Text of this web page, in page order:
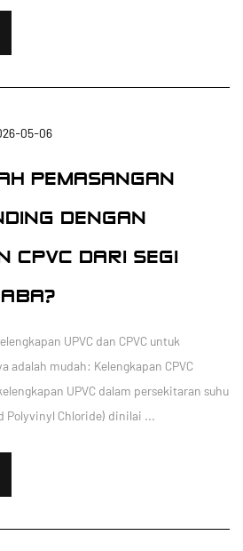
05-06
PEMASANGAN
DENGAN
CPVC DARI SEGI
UPVC dan CPVC untuk
adalah mudah: Kelengkapan CPVC
UPVC dalam persekitaran suhu
Polyvinyl Chloride) dinilai ...